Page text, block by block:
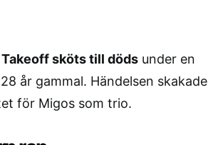
Takeoff sköts till döds under en
år gammal. Händelsen skakade
för Migos som trio.